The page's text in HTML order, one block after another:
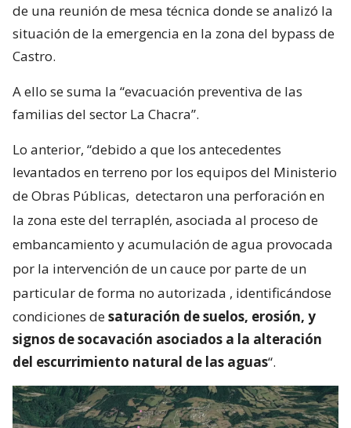
de una reunión de mesa técnica donde se analizó la
situación de la emergencia en la zona del bypass de
Castro.
A ello se suma la “evacuación preventiva de las
familias del sector La Chacra”.
Lo anterior, “debido a que los antecedentes
levantados en terreno por los equipos del Ministerio
de Obras Públicas, detectaron una perforación en
la zona este del terraplén, asociada al proceso de
embancamiento y acumulación de agua provocada
por la intervención de un cauce por parte de un
particular de forma no autorizada , identificándose
condiciones desaturación de suelos, erosión, y
signos de socavación asociados a la alteración
del escurrimiento natural de las aguas“.